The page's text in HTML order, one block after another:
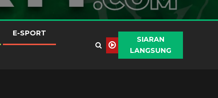
E-SPORT
SIARAN
LANGSUNG